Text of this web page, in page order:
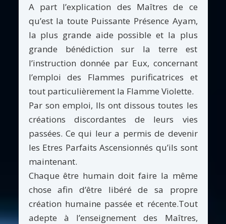
A part l’explication des Maîtres de ce
qu’est la toute Puissante Présence Ayam,
la plus grande aide possible et la plus
grande bénédiction sur la terre est
l’instruction donnée par Eux, concernant
l’emploi des Flammes purificatrices et
tout particulièrement la Flamme Violette.
Par son emploi, Ils ont dissous toutes les
créations discordantes de leurs vies
passées. Ce qui leur a permis de devenir
les Etres Parfaits Ascensionnés qu’ils sont
maintenant.
Chaque être humain doit faire la même
chose afin d’être libéré de sa propre
création humaine passée et récente.Tout
adepte à l’enseignement des Maîtres,